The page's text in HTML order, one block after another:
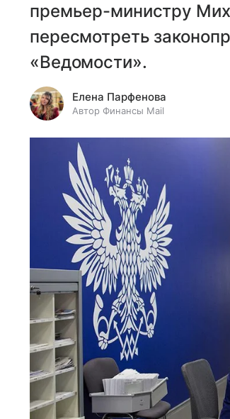
премьер-министру
пересмотреть
«Ведомости».
Елена Парфенова
Автор Финансы Mail